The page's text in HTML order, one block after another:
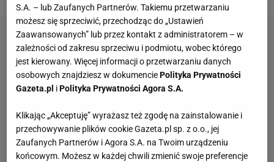
S.A. – lub Zaufanych Partnerów. Takiemu przetwarzaniu
możesz się sprzeciwić, przechodząc do „Ustawień
Zaawansowanych” lub przez kontakt z administratorem – w
zależności od zakresu sprzeciwu i podmiotu, wobec którego
jest kierowany. Więcej informacji o przetwarzaniu danych
osobowych znajdziesz w dokumenciePolityka Prywatności
Gazeta.pl iPolityka Prywatności Agora S.A.
Klikając „Akceptuję” wyrażasz też zgodę na zainstalowanie i
przechowywanie plików cookie Gazeta.pl sp. z o.o., jej
Zaufanych Partnerów i Agora S.A. na Twoim urządzeniu
końcowym. Możesz w każdej chwili zmienić swoje preferencje